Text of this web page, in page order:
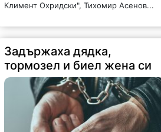
Климент Охридски", Тихомир Асенов...
Задържаха дядка,
тормозел и биел жена си